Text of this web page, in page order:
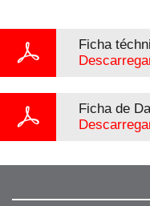
Ficha
Ficha de